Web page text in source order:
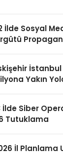
İlde Sosyal
İstanbul
Yakın
İlde Siber
Tutuklama
İl Planlama